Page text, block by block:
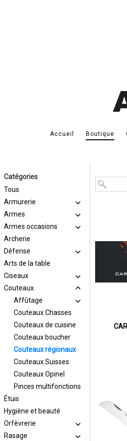
Accueil Boutique
Catégories
Tous
Armurerie
Armes
Armes occasions
Archerie
Défense
Arts de la table
Ciseaux
Couteaux
Affûtage
Couteaux Chasses
Couteaux de cuisine
Couteaux boucher
Couteaux régionaux
Couteaux Suisses
Couteaux Opinel
Pinces multifonctions
Étuis
Hygiène et beauté
Orfèvrerie
Rasage